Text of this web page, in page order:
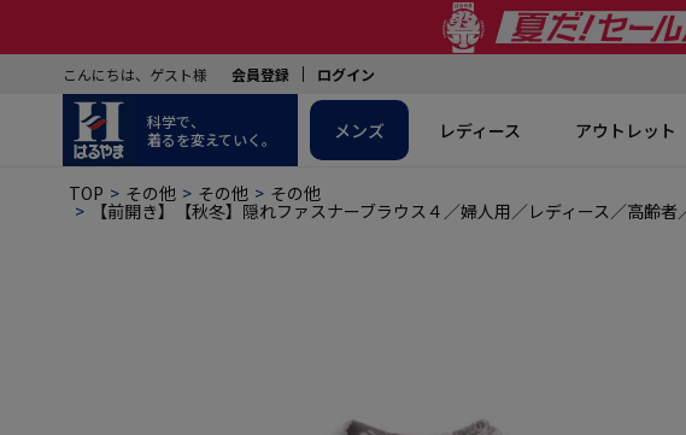
こんにちは、ゲスト様 会員登録 ログイン
科学で、
着るを変えていく。
メンズ レディース アウトレット
TOP その他 その他 その他
【前開き】【秋冬】隠れファスナーブラウス４／婦人用／レディース／高齢